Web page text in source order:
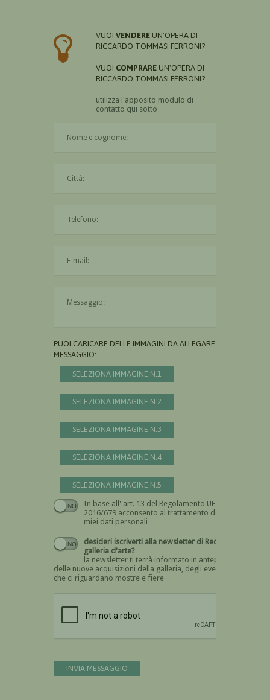
VUOI VENDERE UN'OPERA DI
RICCARDO TOMMASI FERRONI?
VUOI COMPRARE UN'OPERA DI
RICCARDO TOMMASI FERRONI?
utilizza l'apposito modulo di
contatto qui sotto
PUOI CARICARE DELLE IMMAGINI DA ALLEGARE AL
MESSAGGIO:
SELEZIONA IMMAGINE N.1
SELEZIONA IMMAGINE N.2
SELEZIONA IMMAGINE N.3
SELEZIONA IMMAGINE N.4
SELEZIONA IMMAGINE N.5
In base all' art. 13 del Regolamento UE n.
2016/679 acconsento al trattamento dei
miei dati personali
Devi dare il consenso
desideri iscriverti alla newsletter di Recta
galleria d'arte?
la newsletter ti terrà informato in anteprima
delle nuove acquisizioni della galleria, degli eventi
che ci riguardano mostre e fiere
INVIA MESSAGGIO